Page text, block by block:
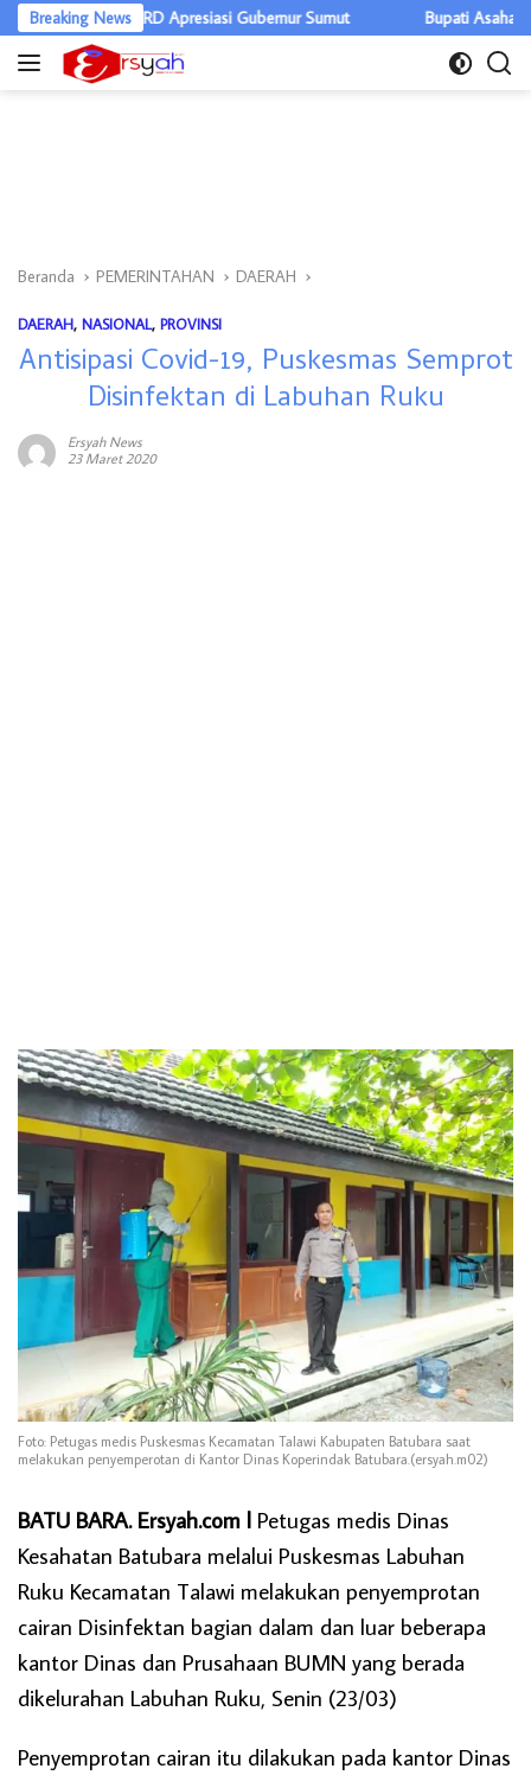
Langsung
ke
Breaking News
DPRD Apresiasi Gubernur Sumut Bupati Asahan Warning
Beranda PEMERINTAHAN DAERAH
DAERAH, NASIONAL, PROVINSI
Antisipasi Covid-19, Puskesmas Semprot
Disinfektan di Labuhan Ruku
Ersyah News
23 Maret 2020
Foto: Petugas medis Puskesmas Kecamatan Talawi Kabupaten Batubara saat
melakukan penyemperotan di Kantor Dinas Koperindak Batubara.(ersyah.m02)
BATU BARA. Ersyah.com l Petugas medis Dinas
Kesahatan Batubara melalui Puskesmas Labuhan
Ruku Kecamatan Talawi melakukan penyemprotan
cairan Disinfektan bagian dalam dan luar beberapa
kantor Dinas dan Prusahaan BUMN yang berada
dikelurahan Labuhan Ruku, Senin (23/03)
Penyemprotan cairan itu dilakukan pada kantor Dinas